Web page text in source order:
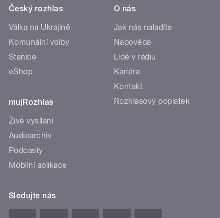
Český rozhlas
Válka na Ukrajině
Komunální volby
Stanice
eShop
mujRozhlas
Živé vysílání
Audioarchiv
Podcasty
Mobilní aplikace
O nás
Jak nás naladíte
Nápověda
Lidé v rádiu
Kariéra
Kontakt
Rozhlasový poplatek
Sledujte nás